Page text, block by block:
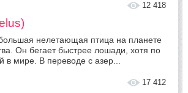
12 418
нелетающая птица на планете
Он бегает быстрее лошади, хотя по
в мире. В переводе с азер...
17 412